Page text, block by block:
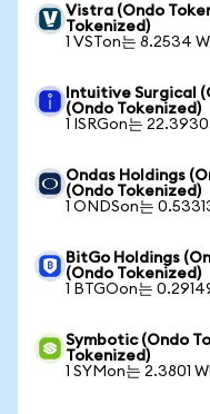
Vistra (Ondo
Tokenized)
1 VSTon는 8.2534
Intuitive Surgical
(Ondo Tokenized)
1 ISRGon는
Ondas Holdings
(Ondo Tokenized)
1 ONDSon는
BitGo Holdings
(Ondo Tokenized)
1 BTGOon는
Symbotic (Ondo
Tokenized)
1 SYMon는 2.3801